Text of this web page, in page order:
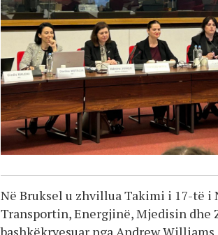
Në Bruksel u zhvillua Takimi i 17-të
Transportin, Energjinë, Mjedisin
bashkëkryesuar nga Andrew